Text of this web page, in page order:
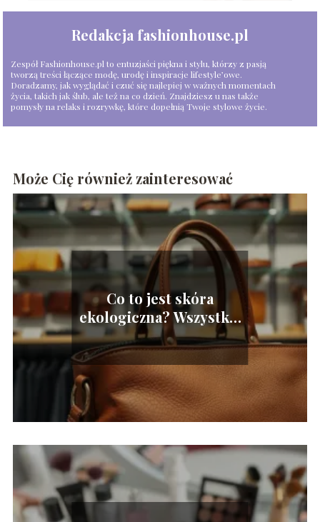
Redakcja fashionhouse.pl
Zespół Fashionhouse.pl to entuzjaści piękna i stylu, którzy z pasją
tworzą treści łączące modę, urodę i inspiracje lifestyle’owe.
Doradzamy, jak wyglądać i czuć się najlepiej w ważnych momentach
życia, takich jak ślub, ale też na co dzień. Znajdziesz u nas także
pomysły na relaks i rozrywkę, które dopełnią Twoje stylowe życie.
Może Cię również zainteresować
Co to jest skóra
ekologiczna? Wszystko,
co musisz wiedzieć